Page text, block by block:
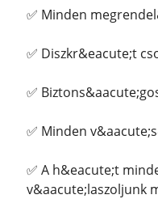
✅ Minden
✅ Diszkr&eacute;t
✅
✅ Minden
✅ A h&eacute;t
v&aacute;laszoljunk